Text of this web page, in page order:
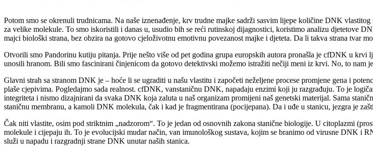
Potom smo se okrenuli trudnicama. Na naše iznenađenje, krv trudne majke sadrži sasvim lijepe količine DNK
za velike molekule. To smo iskoristili i danas u, usudio bih se reći rutinskoj dijagnostici, koristimo analizu djetetove
majci biološki strana, bez obzira na gotovo cjeloživotnu emotivnu povezanost majke i djeteta. Da li takva strana tvar
Otvorili smo Pandorinu kutiju pitanja. Prije nešto više od pet godina grupa europskih autora pronašla je cfDNK u krvi
unosili hranom. Bili smo fascinirani činjenicom da gotovo detektivski možemo istražiti nečiji meni iz krvi. No, to nam
Glavni strah sa stranom DNK je – hoće li se ugraditi u našu vlastitu i započeti neželjene procese promjene gena i
plaše cjepivima. Pogledajmo sada realnost. cfDNK, vanstaničnu DNK, napadaju enzimi koji ju razgrađuju. To je
integriteta i nismo dizajnirani da svaka DNK koja zaluta u naš organizam promijeni naš genetski materijal. Sama
staničnu membranu, a kamoli DNK molekula, čak i kad je fragmentirana (pocijepana). Da i uđe u stanicu, jezgra je
Čak niti vlastite, osim pod striktnim „nadzorom“. To je jedan od osnovnih zakona stanične biologije. U citoplazmi
molekule i cijepaju ih. To je evolucijski mudar način, van imunološkog sustava, kojim se branimo od virusne DNK i
služi u napadu i razgradnji strane DNK unutar naših stanica.